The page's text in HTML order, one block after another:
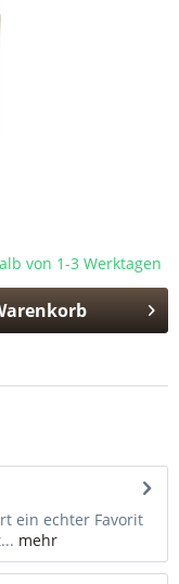
von 1-3 Werktagen
ein echter Favorit
mehr